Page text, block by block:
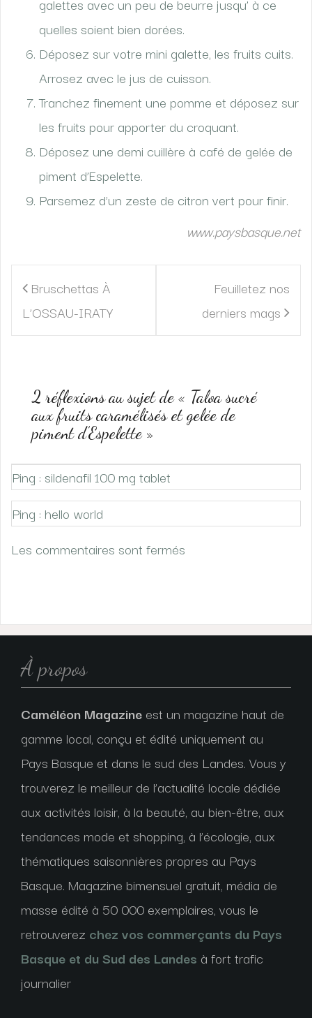
galettes avec un peu de beurre jusqu’ à ce
quelles soient bien dorées.
Déposez sur votre mini galette, les fruits cuits.
Arrosez avec le jus de cuisson.
Tranchez finement une pomme et déposez sur
les fruits pour apporter du croquant.
Déposez une demi cuillère à café de gelée de
piment d’Espelette.
Parsemez d’un zeste de citron vert pour finir.
www.paysbasque.net
de
l’article
Bruschettas À
L’OSSAU-IRATY
Feuilletez nos
derniers mags
2 réflexions au sujet de « Taloa sucré
aux fruits caramélisés et gelée de
piment d’Espelette»
Ping : sildenafil 100 mg tablet
Ping : hello world
Les commentaires sont fermés
À propos
Caméléon Magazine est un magazine haut de
gamme local, conçu et édité uniquement au
Pays Basque et dans le sud des Landes. Vous y
trouverez le meilleur de l’actualité locale dédiée
aux activités loisir, à la beauté, au bien-être, aux
tendances mode et shopping, à l’écologie, aux
thématiques saisonnières propres au Pays
Basque. Magazine bimensuel gratuit, média de
masse édité à 50 000 exemplaires, vous le
retrouverez chez vos commerçants du Pays
Basque et du Sud des Landes à fort trafic
journalier